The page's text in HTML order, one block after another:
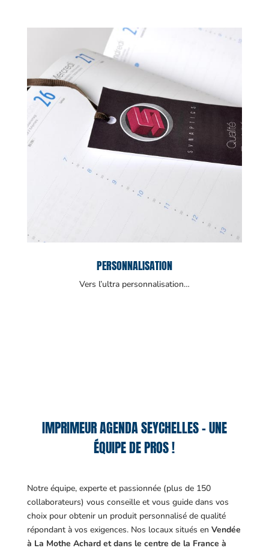
PERSONNALISATION
Vers l’ultra personnalisation…
IMPRIMEUR AGENDA SEYCHELLES – UNE
ÉQUIPE DE PROS !
Notre équipe, experte et passionnée (plus de 150
collaborateurs) vous conseille et vous guide dans vos
choix pour obtenir un produit personnalisé de qualité
répondant à vos exigences. Nos locaux situés en Vendée
à La Mothe Achard et dans le centre de la France à